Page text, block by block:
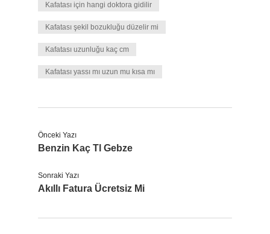
Kafatası için hangi doktora gidilir
Kafatası şekil bozukluğu düzelir mi
Kafatası uzunluğu kaç cm
Kafatası yassı mı uzun mu kısa mı
Önceki Yazı
Benzin Kaç Tl Gebze
Sonraki Yazı
Akıllı Fatura Ücretsiz Mi